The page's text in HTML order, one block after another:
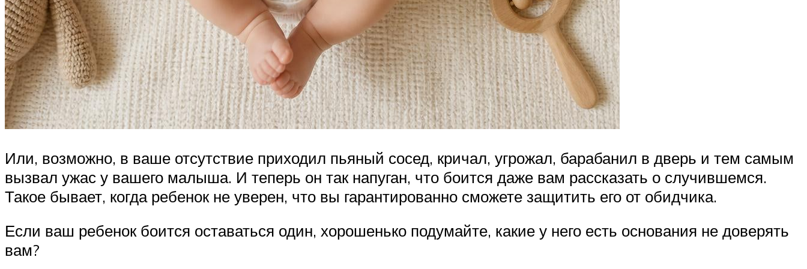
Или, возможно, в ваше отсутствие приходил пьяный сосед, кричал, угрожал, барабанил в дверь и тем самым
вызвал ужас у вашего малыша. И теперь он так напуган, что боится даже вам рассказать о случившемся.
Такое бывает, когда ребенок не уверен, что вы гарантированно сможете защитить его от обидчика.
Если ваш ребенок боится оставаться один, хорошенько подумайте, какие у него есть основания не доверять
вам?